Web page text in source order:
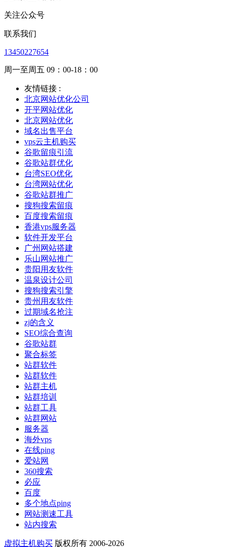
关注公众号
联系我们
13450227654
周一至周五 09：00-18：00
友情链接 :
北京网站优化公司
开平网站优化
北京网站优化
域名出售平台
vps云主机购买
谷歌留痕引流
谷歌站群优化
台湾SEO优化
台湾网站优化
谷歌站群推广
搜狗搜索留痕
百度搜索留痕
香港vps服务器
软件开发平台
广州网站搭建
乐山网站推广
贵阳用友软件
温泉设计公司
搜狗搜索引擎
贵州用友软件
过期域名抢注
zj的含义
SEO综合查询
谷歌站群
聚合标签
站群软件
站群软件
站群主机
站群培训
站群工具
站群网站
服务器
海外vps
在线ping
爱站网
360搜索
必应
百度
多个地点ping
网站测速工具
站内搜索
虚拟主机购买 版权所有 2006-2026